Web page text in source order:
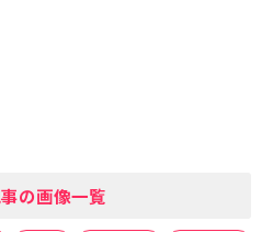
の画像一覧